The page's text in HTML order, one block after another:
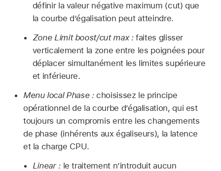
définir la valeur négative maximum (cut) que
la courbe d’égalisation peut atteindre.
Zone Limit boost/cut max :faites glisser
verticalement la zone entre les poignées pour
déplacer simultanément les limites supérieure
et inférieure.
Menu local Phase :choisissez le principe
opérationnel de la courbe d’égalisation, qui est
toujours un compromis entre les changements
de phase (inhérents aux égaliseurs), la latence
et la charge CPU.
Linear :le traitement n’introduit aucun